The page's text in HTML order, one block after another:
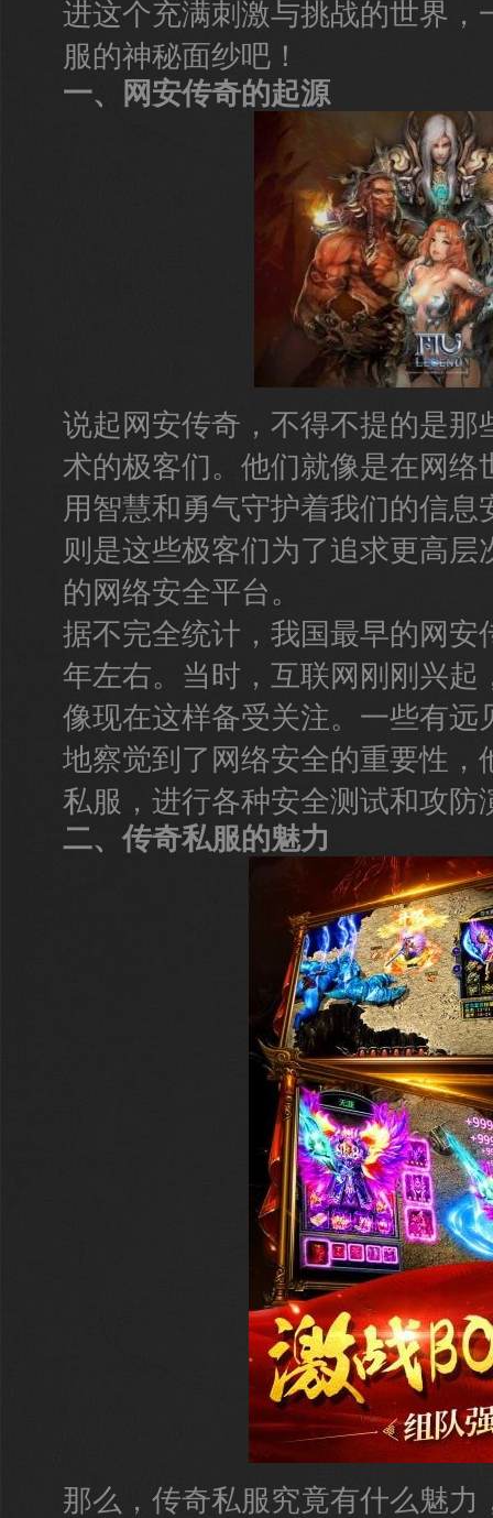
进这个充满刺激与挑战的世界，
服的神秘面纱吧！
一、网安传奇的起源
说起网安传奇，不得不提的是那
术的极客们。他们就像是在网络
用智慧和勇气守护着我们的信息
则是这些极客们为了追求更高层
的网络安全平台。
据不完全统计，我国最早的网安
年左右。当时，互联网刚刚兴起
像现在这样备受关注。一些有远
地察觉到了网络安全的重要性，
私服，进行各种安全测试和攻防
二、传奇私服的魅力
那么，传奇私服究竟有什么魅力